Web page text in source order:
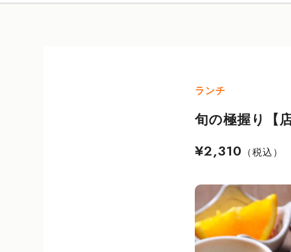
ランチ
旬の極握り【
¥2,310 （税込）